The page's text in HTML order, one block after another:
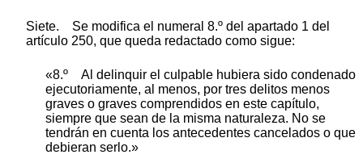
Siete. Se modifica el numeral 8.º del apartado 1 del
artículo 250, que queda redactado como sigue:
«8.º Al delinquir el culpable hubiera sido condenado
ejecutoriamente, al menos, por tres delitos menos
graves o graves comprendidos en este capítulo,
siempre que sean de la misma naturaleza. No se
tendrán en cuenta los antecedentes cancelados o que
debieran serlo.»